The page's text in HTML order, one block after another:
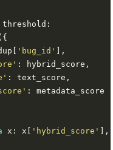
'bug_id'
x: x[ 'hybrid_score'
],